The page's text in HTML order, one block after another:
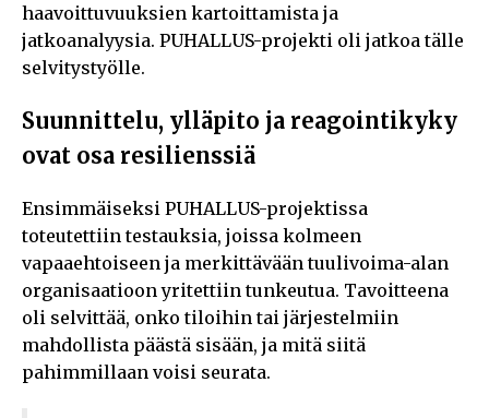
haavoittuvuuksien kartoittamista ja
jatkoanalyysia. PUHALLUS-projekti oli jatkoa tälle
selvitystyölle.
Suunnittelu, ylläpito ja reagointikyky
ovat osa resilienssiä
Ensimmäiseksi PUHALLUS-projektissa
toteutettiin testauksia, joissa kolmeen
vapaaehtoiseen ja merkittävään tuulivoima-alan
organisaatioon yritettiin tunkeutua. Tavoitteena
oli selvittää, onko tiloihin tai järjestelmiin
mahdollista päästä sisään, ja mitä siitä
pahimmillaan voisi seurata.